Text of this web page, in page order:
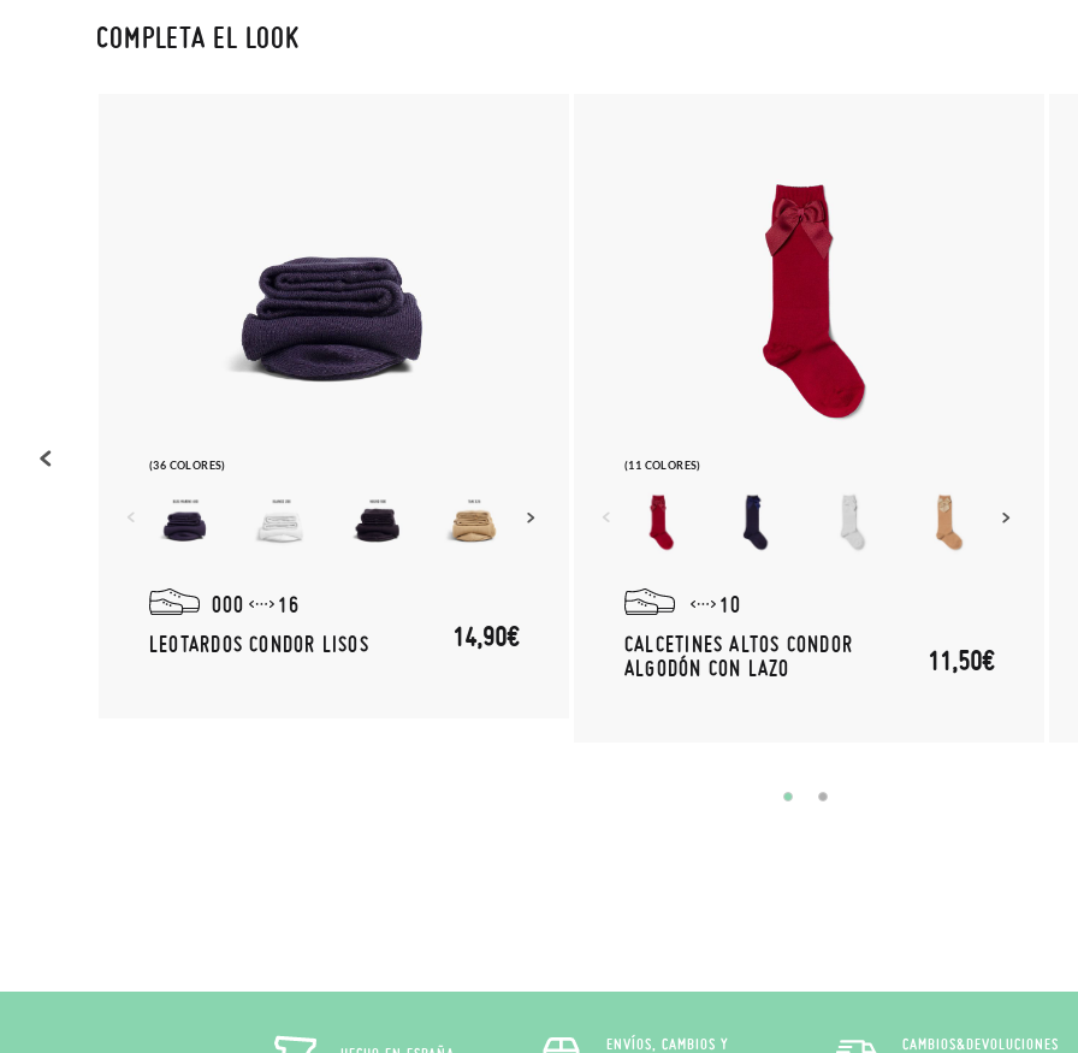
COMPLETA EL LOOK
(36 COLORES)
000
16
LEOTARDOS CONDOR LISOS
14,90€
(11 COLORES)
10
CALCETINES ALTOS CONDOR
ALGODÓN CON LAZO
11,50€
ENVÍOS, CAMBIOS Y CAMBIOS&DEVOLUCIONES